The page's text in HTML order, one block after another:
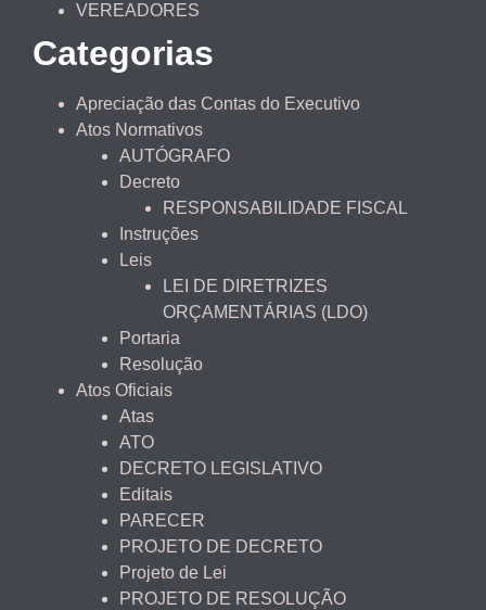
VEREADORES
Categorias
Apreciação das Contas do Executivo
Atos Normativos
AUTÓGRAFO
Decreto
RESPONSABILIDADE FISCAL
Instruções
Leis
LEI DE DIRETRIZES
ORÇAMENTÁRIAS (LDO)
Portaria
Resolução
Atos Oficiais
Atas
ATO
DECRETO LEGISLATIVO
Editais
PARECER
PROJETO DE DECRETO
Projeto de Lei
PROJETO DE RESOLUÇÃO